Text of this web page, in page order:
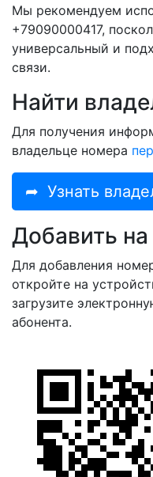
Мы рекомендуем
+79090000417,
универсальный и
связи.
Найти
Для получения
владельце номера
➦ Узнать
Добавить
Для добавления
откройте на
загрузите
абонента.